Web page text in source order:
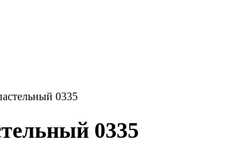
0335
0335